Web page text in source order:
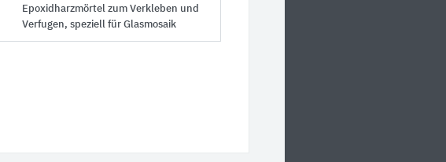
Epoxidharzmörtel zum Verkleben und
Verfugen, speziell für Glasmosaik